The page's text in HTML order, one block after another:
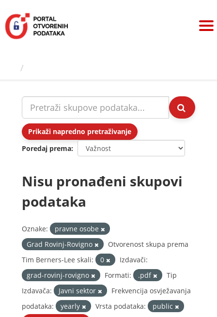
sadržaj
Prikaži napredno pretraživanje
Poredaj prema
Nisu pronađeni skupovi
podataka
Oznake:
pravne osobe
Grad Rovinj-Rovigno
Otvorenost skupa prema
Tim Berners-Lee skali:
0
Izdavači:
grad-rovinj-rovigno
Formati: .pdf
Tip
Izdavača:
Javni sektor
Frekvencija osvježavanja
podataka:
yearly Vrsta podataka:
public